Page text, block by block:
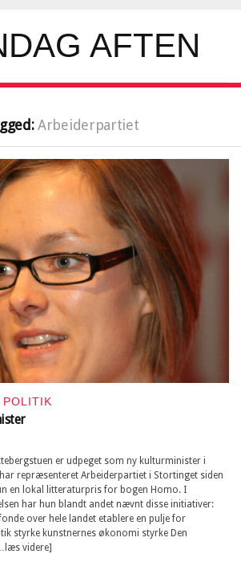
Arbeiderpartiet
POLITIK
er udpeget som ny kulturminister i
repræsenteret Arbeiderpartiet i Stortinget siden
en lokal litteraturpris for bogen Homo. I
har hun blandt andet nævnt disse initiativer:
over hele landet etablere en pulje for
styrke kunstnernes økonomi styrke Den
videre]